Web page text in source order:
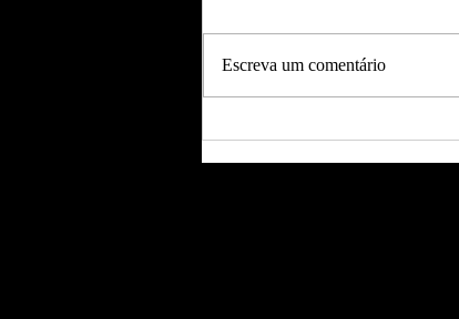
BJJ em Erkrath, perto de
Düsseldorf: Bem-vindo
Escreva um comentário